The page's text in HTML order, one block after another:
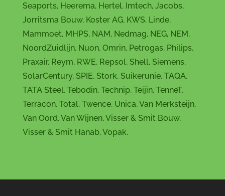
Seaports, Heerema, Hertel, Imtech, Jacobs,
Jorritsma Bouw, Koster AG, KWS, Linde,
Mammoet, MHPS, NAM, Nedmag, NEG, NEM,
NoordZuidlijn, Nuon, Omrin, Petrogas, Philips,
Praxair, Reym, RWE, Repsol, Shell, Siemens,
SolarCentury, SPIE, Stork, Suikerunie, TAQA,
TATA Steel, Tebodin, Technip, Teijin, TenneT,
Terracon, Total, Twence, Unica, Van Merksteijn,
Van Oord, Van Wijnen, Visser & Smit Bouw,
Visser & Smit Hanab, Vopak.